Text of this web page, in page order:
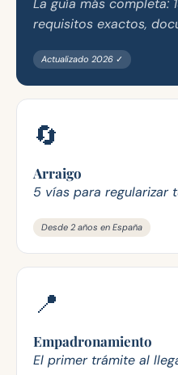
La guía más completa:
requisitos exactos,
Actualizado 2026 ✓
🔄
Arraigo
5 vías para regularizar
Desde 2 años en España
📍
Empadronamiento
El primer trámite al